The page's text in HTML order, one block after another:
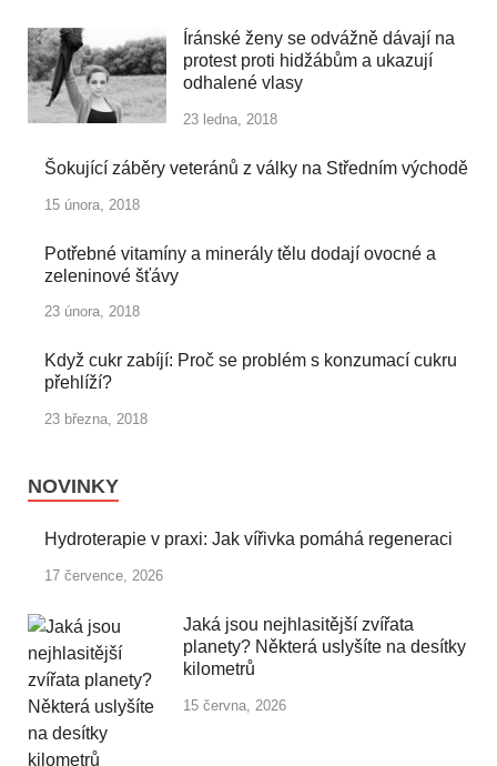
Íránské ženy se odvážně dávají na
protest proti hidžábům a ukazují
odhalené vlasy
23 ledna, 2018
Šokující záběry veteránů z války na Středním východě
15 února, 2018
Potřebné vitamíny a minerály tělu dodají ovocné a
zeleninové šťávy
23 února, 2018
Když cukr zabíjí: Proč se problém s konzumací cukru
přehlíží?
23 března, 2018
NOVINKY
Hydroterapie v praxi: Jak vířivka pomáhá regeneraci
17 července, 2026
Jaká jsou nejhlasitější zvířata
planety? Některá uslyšíte na desítky
kilometrů
15 června, 2026